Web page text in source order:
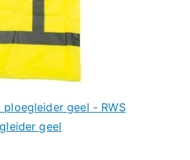
ploegleider geel - RWS
geel